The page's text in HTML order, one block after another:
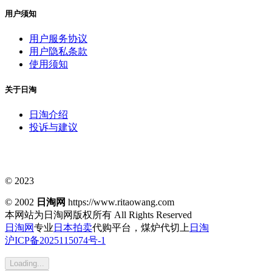
用户须知
用户服务协议
用户隐私条款
使用须知
关于日淘
日淘介绍
投诉与建议
© 2023
© 2002 日淘网 https://www.ritaowang.com
本网站为日淘网版权所有 All Rights Reserved
日淘网专业 日本拍卖代购平台，煤炉代切上 日淘
沪ICP备2025115074号-1
Loading...